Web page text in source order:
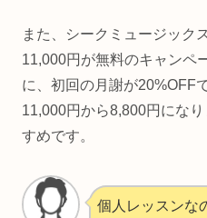
また、シークミュージック
11,000円が無料のキャンペ
に、初回の月謝が20%OFF
11,000円から8,800円にな
すめです。
個人レッスンな